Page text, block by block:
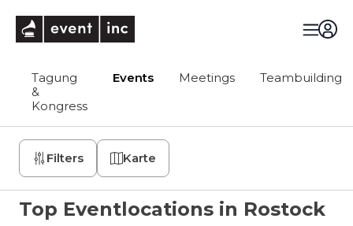
Tagung
&
Kongress
Events Meetings Teambuilding
Filters Karte
Top Eventlocations in Rostock